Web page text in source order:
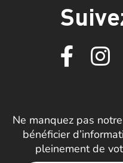
Ne manquez pas
bénéficier
pleinement de